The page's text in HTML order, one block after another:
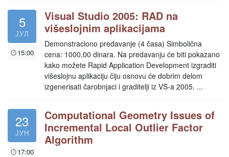
5
ЈУЛ
15:00
Visual Studio 2005: RAD na
višeslojnim aplikacijama
Demonstraciono predavanje (4 časa) Simbolična
cena: 1000,00 dinara. Na predavanju će biti pokazano
kako možete Rapid Application Development izgraditi
višeslojnu aplikaciju čiju osnovu će dobrim delom
izgenerisati čarobnjaci i graditelji iz VS-a 2005. ...
23
ЈУН
17:00
Computational Geometry Issues of
Incremental Local Outlier Factor
Algorithm